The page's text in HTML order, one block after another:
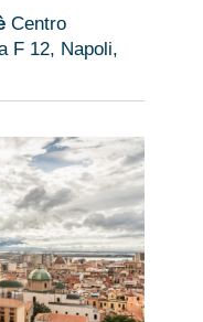
Centro
F 12, Napoli,